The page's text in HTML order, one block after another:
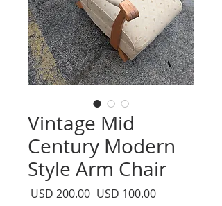
Vintage Mid
Century Modern
Style Arm Chair
USD 200.00 Precio
USD 100.00Precio